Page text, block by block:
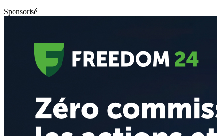
Sponsorisé